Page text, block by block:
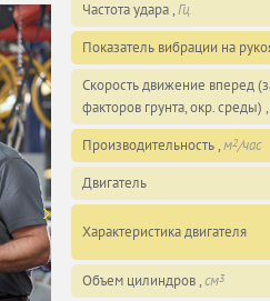
Частота удара ,Гц
Показатель вибрации на
Скорость движение вперед
факторов грунта, окр. среды) ,
Производительность ,м2/час
Двигатель
Характеристика двигателя
Объем цилиндров ,см3